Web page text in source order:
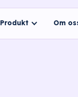
Produkt Om